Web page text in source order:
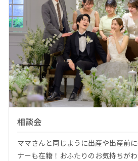
相談会
ママさんと同じように出産や出産前
ナーも在籍！おふたりのお気持ちが